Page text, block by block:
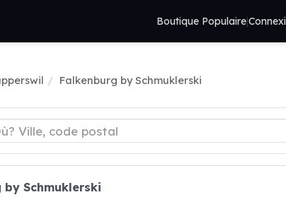
Boutique Populaire|
Falkenburg by Schmuklerski
Schmuklerski